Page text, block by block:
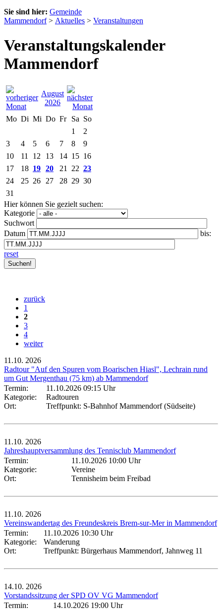
Sie sind hier: Gemeinde
Mammendorf> Aktuelles > Veranstaltungen
Veranstaltungskalender
Mammendorf
August
2026
Mo Di Mi Do Fr Sa So
1
2
3
4 5 6 7 8
9
10
11 12 13 14 15 16
17
18 19 20 21 22 23
24
25 26 27 28 29 30
31
Hier können Sie gezielt suchen:
Kategorie
Suchwort
Datum
bis:
reset
zurück
1
2
3
4
weiter
11.10. 2026
Radtour "Auf den Spuren vom Boarischen Hiasl", Lechrain rund
um Gut Mergenthau (75 km) ab Mammendorf
Termin:
11.10.2026 09:15 Uhr
Kategorie:
Radtouren
Ort:
Treffpunkt: S-Bahnhof Mammendorf (Südseite)
11.10. 2026
Jahreshauptversammlung des Tennisclub Mammendorf
Termin:
11.10.2026 10:00 Uhr
Kategorie:
Vereine
Ort:
Tennisheim beim Freibad
11.10. 2026
Vereinswandertag des Freundeskreis Brem-sur-Mer in Mammendorf
Termin:
11.10.2026 10:30 Uhr
Kategorie:
Wanderung
Ort:
Treffpunkt: Bürgerhaus Mammendorf, Jahnweg 11
14.10. 2026
Vorstandssitzung der SPD OV VG Mammendorf
Termin:
14.10.2026 19:00 Uhr